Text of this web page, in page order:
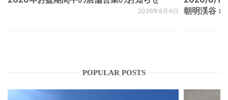
2026年8月4日
朝明渓谷 ×
POPULAR POSTS